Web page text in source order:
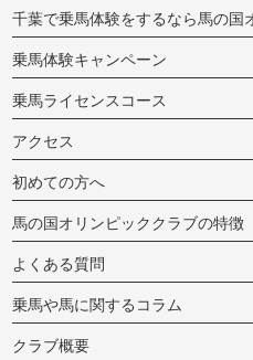
千葉で乗馬体験をするなら馬の国
乗馬体験キャンペーン
乗馬ライセンスコース
アクセス
初めての方へ
馬の国オリンピッククラブの特徴
よくある質問
乗馬や馬に関するコラム
クラブ概要